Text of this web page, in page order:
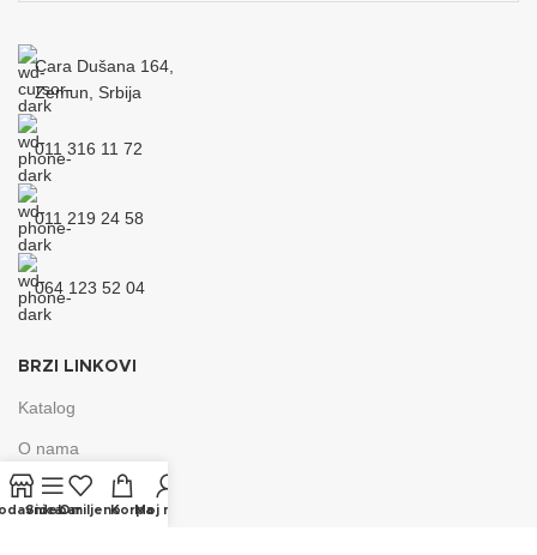
Cara Dušana 164,
Zemun, Srbija
011 316 11 72
011 219 24 58
064 123 52 04
BRZI LINKOVI
Katalog
O nama
Kontakt
SidebarOmiljenoKorpaMoj nalog